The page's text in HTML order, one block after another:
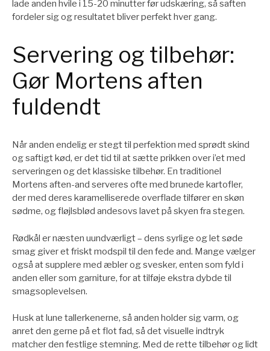
lade anden hvile i 15-20 minutter før udskæring, så saften
fordeler sig og resultatet bliver perfekt hver gang.
Servering og tilbehør:
Gør Mortens aften
fuldendt
Når anden endelig er stegt til perfektion med sprødt skind
og saftigt kød, er det tid til at sætte prikken over i’et med
serveringen og det klassiske tilbehør. En traditionel
Mortens aften-and serveres ofte med brunede kartofler,
der med deres karamelliserede overflade tilfører en skøn
sødme, og fløjlsblød andesovs lavet på skyen fra stegen.
Rødkål er næsten uundværligt – dens syrlige og let søde
smag giver et friskt modspil til den fede and. Mange vælger
også at supplere med æbler og svesker, enten som fyld i
anden eller som garniture, for at tilføje ekstra dybde til
smagsoplevelsen.
Husk at lune tallerkenerne, så anden holder sig varm, og
anret den gerne på et flot fad, så det visuelle indtryk
matcher den festlige stemning. Med de rette tilbehør og lidt